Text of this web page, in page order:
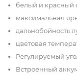
белый и красный
максимальная
дальнобойность
цветовая
Регулируемый
Встроенный